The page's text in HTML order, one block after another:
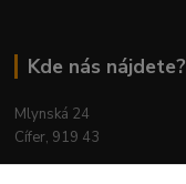
Kde nás nájdete?
Mlynská 24
Cífer, 919 43